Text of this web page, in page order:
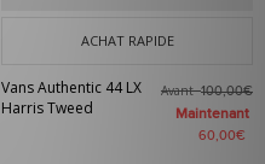
ACHAT RAPIDE
Vans Authentic 44 LX
Harris Tweed
Avant100,00€
Maintenant
60,00€